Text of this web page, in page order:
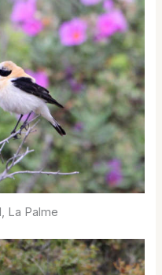
La Palme